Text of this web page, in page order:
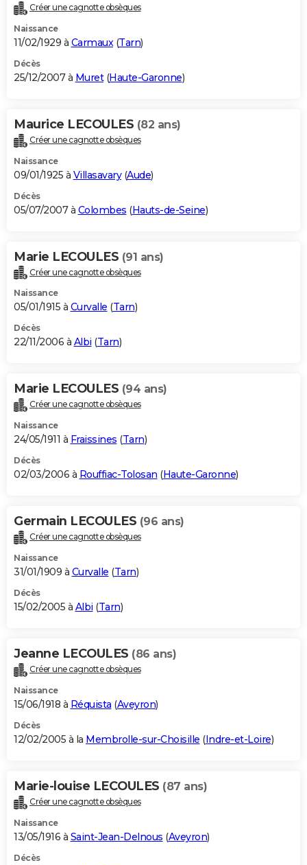
Créer une cagnotte obsèques
Naissance
11/02/1929 à Carmaux(Tarn)
Décès
25/12/2007 à Muret(Haute-Garonne)
Maurice LECOULES (82 ans)
Créer une cagnotte obsèques
Naissance
09/01/1925 à Villasavary(Aude)
Décès
05/07/2007 à Colombes (Hauts-de-Seine)
Marie LECOULES (91 ans)
Créer une cagnotte obsèques
Naissance
05/01/1915 à Curvalle (Tarn)
Décès
22/11/2006 à Albi (Tarn)
Marie LECOULES (94 ans)
Créer une cagnotte obsèques
Naissance
24/05/1911 à Fraissines (Tarn)
Décès
02/03/2006 à Rouffiac-Tolosan (Haute-Garonne)
Germain LECOULES (96 ans)
Créer une cagnotte obsèques
Naissance
31/01/1909 à Curvalle (Tarn)
Décès
15/02/2005 à Albi (Tarn)
Jeanne LECOULES (86 ans)
Créer une cagnotte obsèques
Naissance
15/06/1918 à Réquista (Aveyron)
Décès
12/02/2005 à la Membrolle-sur-Choisille (Indre-et-Loire)
Marie-louise LECOULES (87 ans)
Créer une cagnotte obsèques
Naissance
13/05/1916 à Saint-Jean-Delnous (Aveyron)
Décès